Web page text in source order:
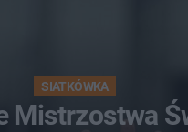
SIATKÓWKA
Mistrzostwa